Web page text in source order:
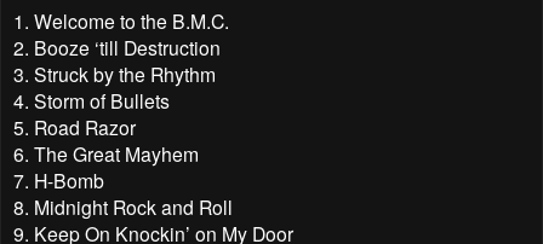
1. Welcome to the B.M.C.
2. Booze ‘till Destruction
3. Struck by the Rhythm
4. Storm of Bullets
5. Road Razor
6. The Great Mayhem
7. H-Bomb
8. Midnight Rock and Roll
9. Keep On Knockin’ on My Door